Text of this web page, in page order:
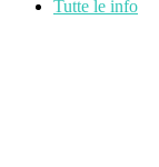
Tutte le info